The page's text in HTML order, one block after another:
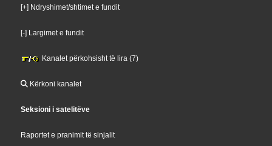
[+] Ndryshimet/shtimet e fundit
[-] Largimet e fundit
Kanalet përkohsisht të lira (7)
Kërkoni kanalet
Seksioni i satelitëve
Raportet e pranimit të sinjalit